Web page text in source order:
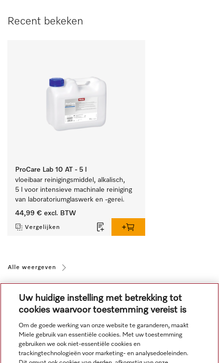
Recent bekeken
ProCare Lab 10 AT - 5 l
vloeibaar reinigingsmiddel, alkalisch,
5 l voor intensieve machinale reiniging
van laboratoriumglaswerk en -gerei.
44,99 € excl. BTW
Vergelijken
Alle weergeven
Navigatie
Uw huidige instelling met betrekking tot
cookies waarvoor toestemming vereist is
Om de goede werking van onze website te garanderen, maakt
Miele gebruik van essentiële cookies. Met uw toestemming
gebruiken we ook niet-essentiële cookies en
trackingtechnologieën voor marketing- en analysedoeleinden.